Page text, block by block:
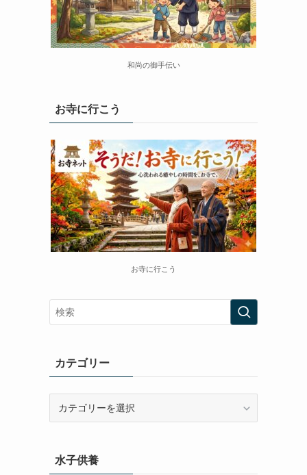
和尚の御手伝い
お寺に行こう
お寺に行こう
カテゴリー
ー水子供養